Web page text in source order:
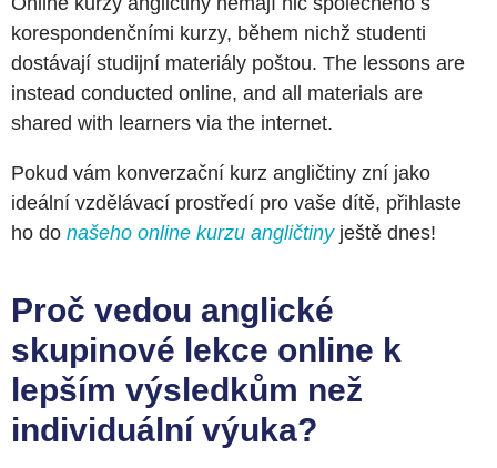
korespondenčními kurzy, během nichž studenti
dostávají studijní materiály poštou. The lessons are
instead conducted online, and all materials are
shared with learners via the internet.
Pokud vám konverzační kurz angličtiny zní jako
ideální vzdělávací prostředí pro vaše dítě, přihlaste
ho do našeho online kurzu angličtinyještě dnes!
Proč vedou anglické
skupinové lekce online k
lepším výsledkům než
individuální výuka?